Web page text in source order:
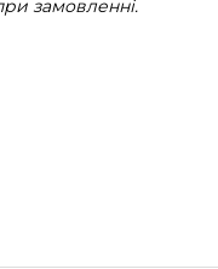
замовленні.